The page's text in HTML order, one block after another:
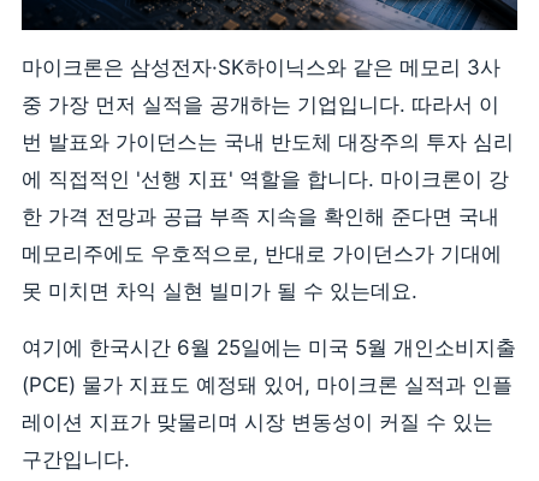
마이크론은 삼성전자·SK하이닉스와 같은 메모리 3사
중 가장 먼저 실적을 공개하는 기업입니다. 따라서 이
번 발표와 가이던스는 국내 반도체 대장주의 투자 심리
에 직접적인 '선행 지표' 역할을 합니다. 마이크론이 강
한 가격 전망과 공급 부족 지속을 확인해 준다면 국내
메모리주에도 우호적으로, 반대로 가이던스가 기대에
못 미치면 차익 실현 빌미가 될 수 있는데요.
여기에 한국시간 6월 25일에는 미국 5월 개인소비지출
(PCE) 물가 지표도 예정돼 있어, 마이크론 실적과 인플
레이션 지표가 맞물리며 시장 변동성이 커질 수 있는
구간입니다.